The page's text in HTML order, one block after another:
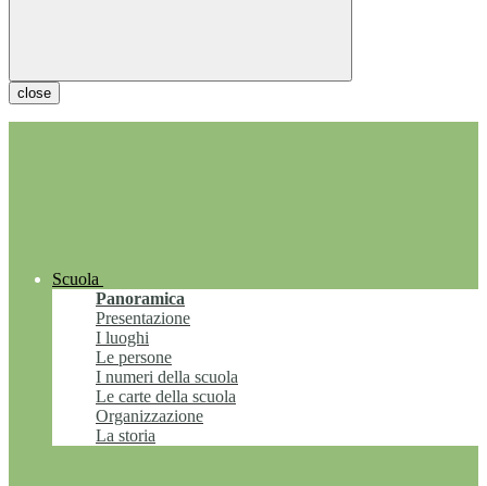
close
Scuola
Panoramica
Presentazione
I luoghi
Le persone
I numeri della scuola
Le carte della scuola
Organizzazione
La storia